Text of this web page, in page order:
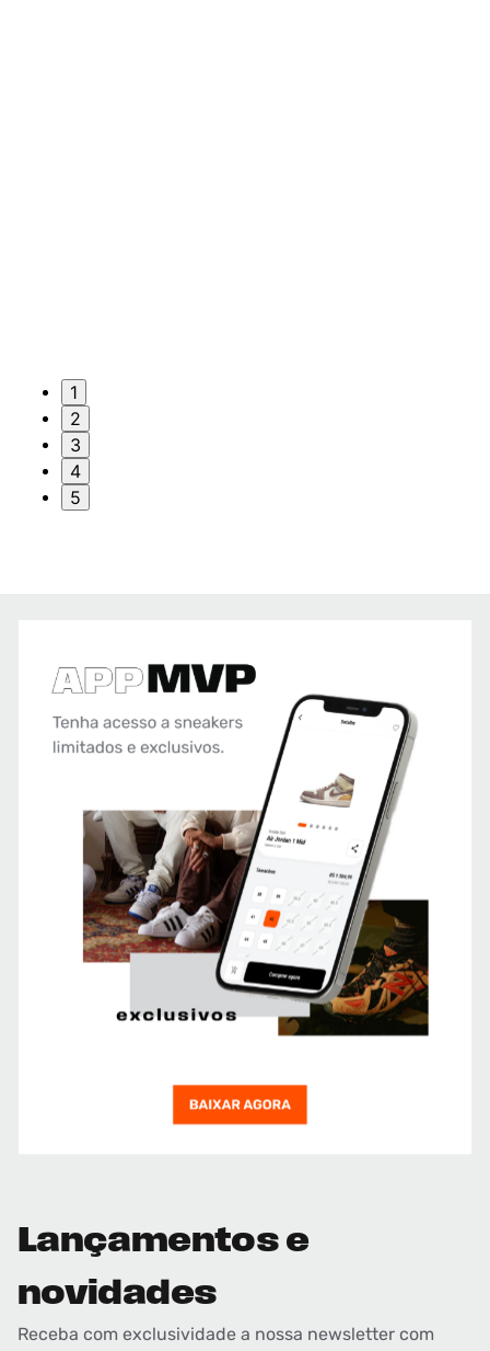
1
2
3
4
5
Lançamentos e
novidades
Receba com exclusividade a nossa newsletter com